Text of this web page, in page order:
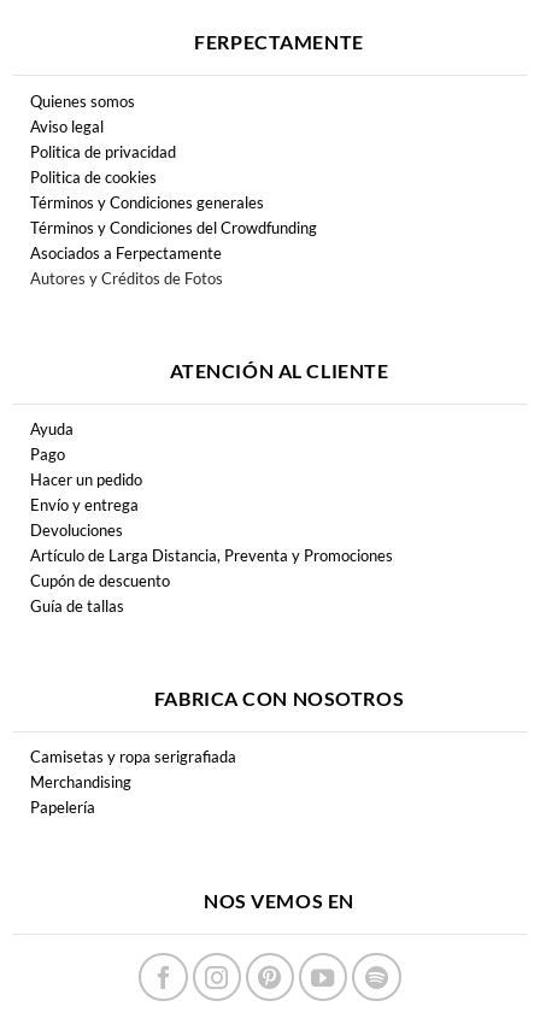
FERPECTAMENTE
Quienes somos
Aviso legal
Politica de privacidad
Politica de cookies
Términos y Condiciones generales
Términos y Condiciones del Crowdfunding
Asociados a Ferpectamente
Autores y Créditos de Fotos
ATENCIÓN AL CLIENTE
Ayuda
Pago
Hacer un pedido
Envío y entrega
Devoluciones
Artículo de Larga Distancia, Preventa y Promociones
Cupón de descuento
Guía de tallas
FABRICA CON NOSOTROS
Camisetas y ropa serigrafiada
Merchandising
Papelería
NOS VEMOS EN